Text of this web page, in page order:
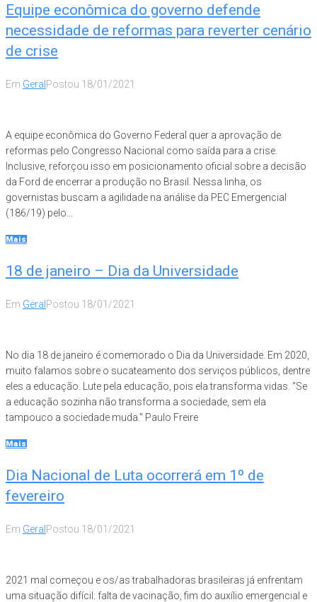
Equipe econômica do governo defende
necessidade de reformas para reverter cenário
de crise
Em Geral Postou 18/01/2021
A equipe econômica do Governo Federal quer a aprovação de
reformas pelo Congresso Nacional como saída para a crise.
Inclusive, reforçou isso em posicionamento oficial sobre a decisão
da Ford de encerrar a produção no Brasil. Nessa linha, os
governistas buscam a agilidade na análise da PEC Emergencial
(186/19) pelo...
Mais
18 de janeiro – Dia da Universidade
Em Geral Postou 18/01/2021
No dia 18 de janeiro é comemorado o Dia da Universidade. Em 2020,
muito falamos sobre o sucateamento dos serviços públicos, dentre
eles a educação. Lute pela educação, pois ela transforma vidas. "Se
a educação sozinha não transforma a sociedade, sem ela
tampouco a sociedade muda." Paulo Freire
Mais
Dia Nacional de Luta ocorrerá em 1º de
fevereiro
Em Geral Postou 18/01/2021
2021 mal começou e os/as trabalhadoras brasileiras já enfrentam
uma situação difícil: falta de vacinação, fim do auxílio emergencial e